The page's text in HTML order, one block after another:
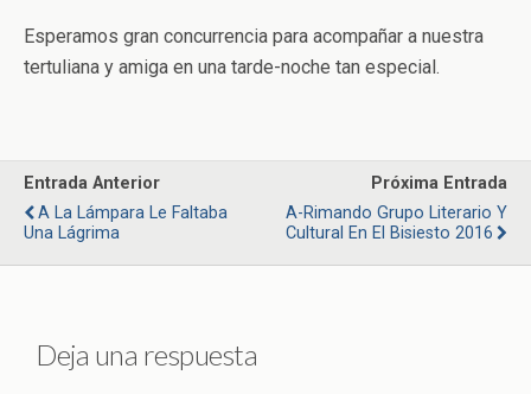
Esperamos gran concurrencia para acompañar a nuestra
tertuliana y amiga en una tarde-noche tan especial.
Entrada Anterior
A La Lámpara Le Faltaba
Una Lágrima
Próxima Entrada
A-Rimando Grupo Literario Y
Cultural En El Bisiesto 2016
Deja una respuesta